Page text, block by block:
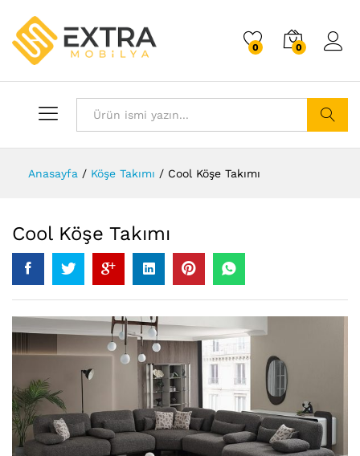
0 0
Tümü
Arama
Anasayfa / Köşe Takımı / Cool Köşe Takımı
Cool Köşe Takımı